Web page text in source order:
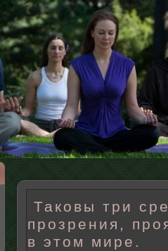
Таковы три
прозрения,
в этом мире.